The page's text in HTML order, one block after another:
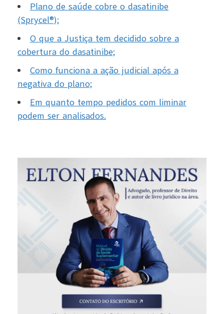
Plano de saúde cobre o dasatinibe
(Sprycel®);
O que a Justiça tem decidido sobre a
cobertura do dasatinibe;
Como funciona a ação judicial após a
negativa do plano;
Em quanto tempo pedidos com liminar
podem ser analisados.